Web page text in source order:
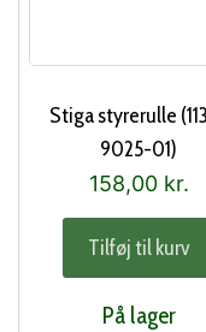
Stiga styrerulle
9025-01)
158,00 kr.
Tilføj til kurv
På lager